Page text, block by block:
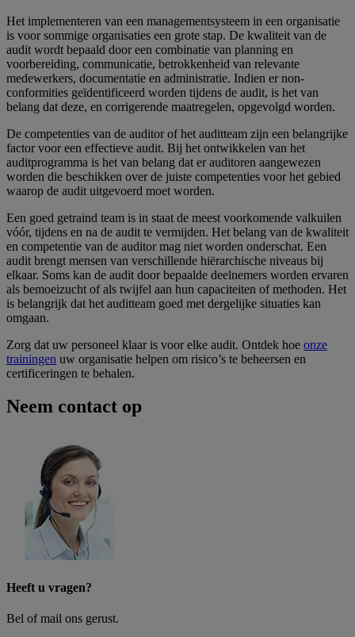
Het implementeren van een managementsysteem in een organisatie
is voor sommige organisaties een grote stap. De kwaliteit van de
audit wordt bepaald door een combinatie van planning en
voorbereiding, communicatie, betrokkenheid van relevante
medewerkers, documentatie en administratie. Indien er non-
conformities geïdentificeerd worden tijdens de audit, is het van
belang dat deze, en corrigerende maatregelen, opgevolgd worden.
De competenties van de auditor of het auditteam zijn een belangrijke
factor voor een effectieve audit. Bij het ontwikkelen van het
auditprogramma is het van belang dat er auditoren aangewezen
worden die beschikken over de juiste competenties voor het gebied
waarop de audit uitgevoerd moet worden.
Een goed getraind team is in staat de meest voorkomende valkuilen
vóór, tijdens en na de audit te vermijden. Het belang van de kwaliteit
en competentie van de auditor mag niet worden onderschat. Een
audit brengt mensen van verschillende hiërarchische niveaus bij
elkaar. Soms kan de audit door bepaalde deelnemers worden ervaren
als bemoeizucht of als twijfel aan hun capaciteiten of methoden. Het
is belangrijk dat het auditteam goed met dergelijke situaties kan
omgaan.
Zorg dat uw personeel klaar is voor elke audit. Ontdek hoe onze
trainingen uw organisatie helpen om risico’s te beheersen en
certificeringen te behalen.
Neem contact op
Heeft u vragen?
Bel of mail ons gerust.